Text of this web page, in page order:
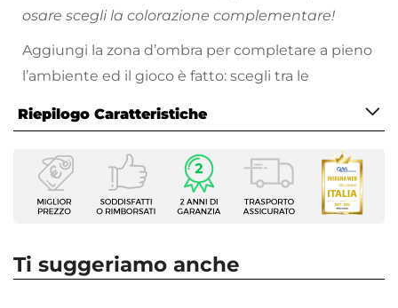
osare scegli la colorazione complementare!
Aggiungi la zona d’ombra per completare a pieno
l’ambiente ed il gioco è fatto: scegli tra le
ombreggianti!
Riepilogo Caratteristiche
Caratteristiche
Tipologia
Tavolo fisso
Forma
Ti suggeriamo anche